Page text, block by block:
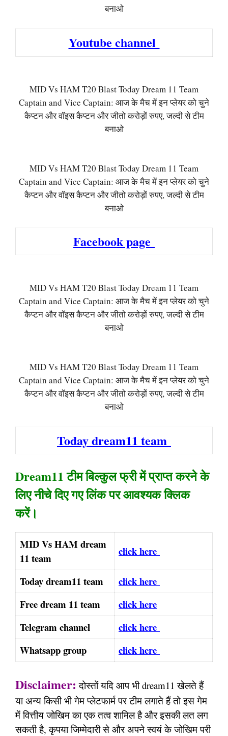
बनाओ
Youtube channel
MID Vs HAM T20 Blast Today Dream 11 Team
Captain and Vice Captain: आज के मैच में इन प्लेयर को चुने
कैप्टन और वॉइस कैप्टन और जीतो करोड़ों रुपए, जल्दी से टीम
बनाओ
MID Vs HAM T20 Blast Today Dream 11 Team
Captain and Vice Captain: आज के मैच में इन प्लेयर को चुने
कैप्टन और वॉइस कैप्टन और जीतो करोड़ों रुपए, जल्दी से टीम
बनाओ
Facebook page
MID Vs HAM T20 Blast Today Dream 11 Team
Captain and Vice Captain: आज के मैच में इन प्लेयर को चुने
कैप्टन और वॉइस कैप्टन और जीतो करोड़ों रुपए, जल्दी से टीम
बनाओ
MID Vs HAM T20 Blast Today Dream 11 Team
Captain and Vice Captain: आज के मैच में इन प्लेयर को चुने
कैप्टन और वॉइस कैप्टन और जीतो करोड़ों रुपए, जल्दी से टीम
बनाओ
Today dream11 team
Dream11 टीम बिल्कुल फ्री में प्राप्त करने के
लिए नीचे दिए गए लिंक पर आवश्यक क्लिक
करें।
MID Vs HAM dream
11 team
click here
Today dream11 team
click here
Free dream 11 team
click here
Telegram channel
click here
Whatsapp group
click here
Disclaimer: दोस्तों यदि आप भी dream11 खेलते हैं
या अन्य किसी भी गेम प्लेटफार्म पर टीम लगाते हैं तो इस गेम
में वित्तीय जोखिम का एक तत्व शामिल है और इसकी लत लग
सकती है, कृपया जिम्मेदारी से और अपने स्वयं के जोखिम परी